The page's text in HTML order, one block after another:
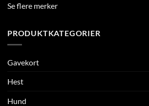
Se flere merker
PRODUKTKATEGORIER
Gavekort
Hest
Hund